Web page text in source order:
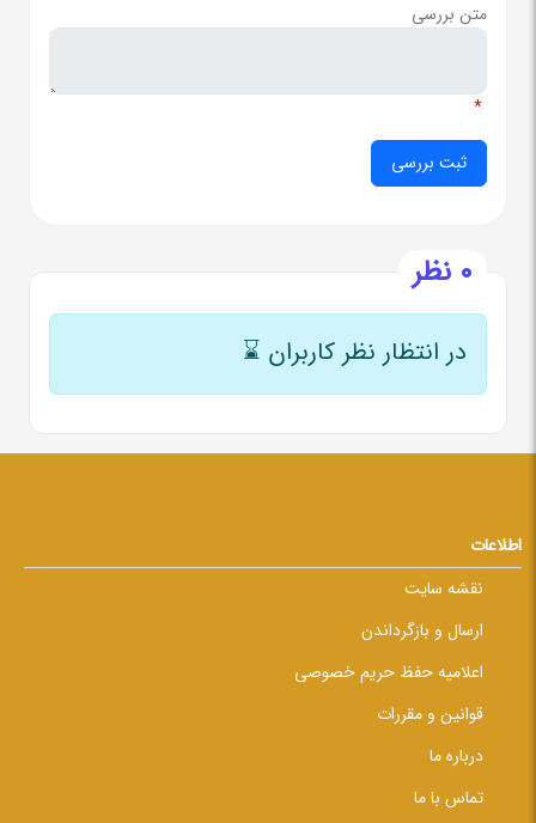
متن بررسی
*
0 نظر
در انتظار نظر کاربران ⌛
اطلاعات
نقشه سایت
ارسال و بازگرداندن
اعلامیه حفظ حریم خصوصی
قوانین و مقررات
درباره ما
تماس با ما